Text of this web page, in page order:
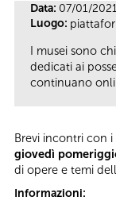
Data: 07/01/
Luogo:
I musei sono
dedicati ai
continuano
Brevi incontri con
giovedì
di opere e temi
Informazioni: